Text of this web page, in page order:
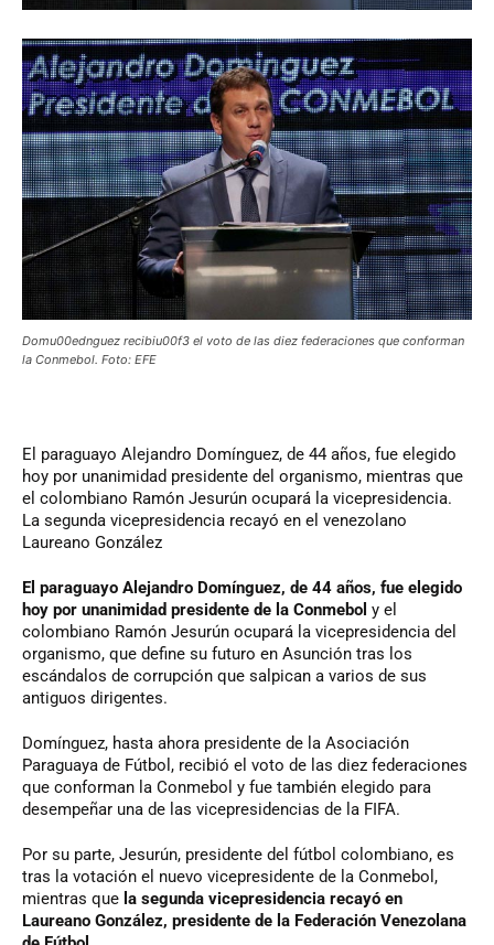
Domu00ednguez recibiu00f3 el voto de las diez federaciones que conforman
la Conmebol. Foto: EFE
El paraguayo Alejandro Domínguez, de 44 años, fue elegido
hoy por unanimidad presidente del organismo, mientras que
el colombiano Ramón Jesurún ocupará la vicepresidencia.
La segunda vicepresidencia recayó en el venezolano
Laureano González
El paraguayo Alejandro Domínguez, de 44 años, fue elegido
hoy por unanimidad presidente de la Conmebol y el
colombiano Ramón Jesurún ocupará la vicepresidencia del
organismo, que define su futuro en Asunción tras los
escándalos de corrupción que salpican a varios de sus
antiguos dirigentes.
Domínguez, hasta ahora presidente de la Asociación
Paraguaya de Fútbol, recibió el voto de las diez federaciones
que conforman la Conmebol y fue también elegido para
desempeñar una de las vicepresidencias de la FIFA.
Por su parte, Jesurún, presidente del fútbol colombiano, es
tras la votación el nuevo vicepresidente de la Conmebol,
mientras que la segunda vicepresidencia recayó en
Laureano González, presidente de la Federación Venezolana